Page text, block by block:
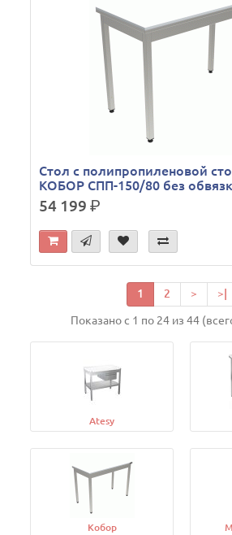
Стол с полипропиленовой
КОБОР СПП-150/80 без
54 199р.
1 2 > >|
Показано с 1 по 24 из 44
Atesy
Кобор